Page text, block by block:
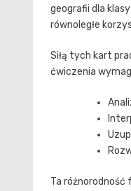
geografii dla
równoległe
Siłą tych kart
ćwiczenia
Ta